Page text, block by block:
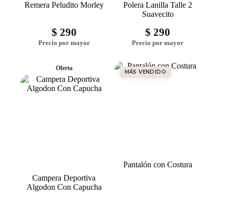
Remera Peludito Morley
$ 290
Polera Lanilla Talle 2
Suavecito
$ 290
Oferta
Campera Deportiva
Algodon Con Capucha
MÁS VENDIDO
Pantalón con Costura